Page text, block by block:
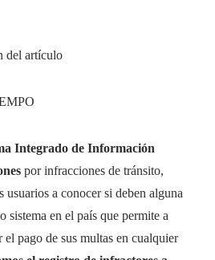
del artículo
Integrado de Información
por infracciones de tránsito,
usuarios a conocer si deben alguna
sistema en el país que permite a
el pago de sus multas en cualquier